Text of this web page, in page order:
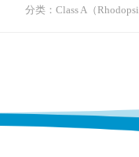
分类：Class A（